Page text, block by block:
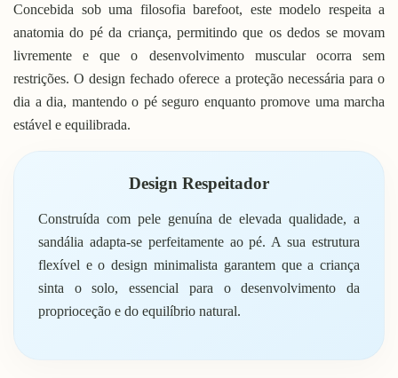
Concebida sob uma filosofia barefoot, este modelo respeita a
anatomia do pé da criança, permitindo que os dedos se movam
livremente e que o desenvolvimento muscular ocorra sem
restrições. O design fechado oferece a proteção necessária para o
dia a dia, mantendo o pé seguro enquanto promove uma marcha
estável e equilibrada.
Design Respeitador
Construída com pele genuína de elevada qualidade, a
sandália adapta-se perfeitamente ao pé. A sua estrutura
flexível e o design minimalista garantem que a criança
sinta o solo, essencial para o desenvolvimento da
proprioceção e do equilíbrio natural.